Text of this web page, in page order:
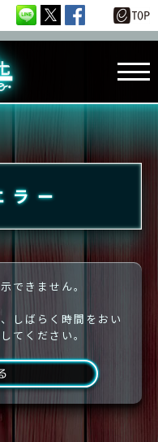
ラー
できません。
しばらく時間をおい
てください。